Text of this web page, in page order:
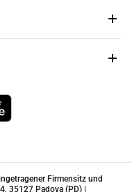
Firmensitz und
35127 Padova (PD) |